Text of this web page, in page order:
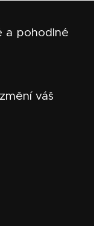
a pohodlné
váš